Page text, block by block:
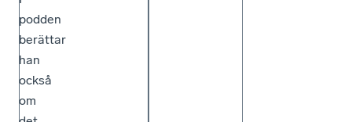
podden
berättar
han
också
om